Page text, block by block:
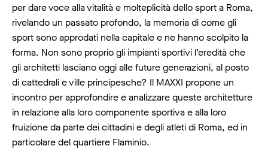
per dare voce alla vitalità e molteplicità dello sport a Roma,
rivelando un passato profondo, la memoria di come gli
sport sono approdati nella capitale e ne hanno scolpito la
forma. Non sono proprio gli impianti sportivi l’eredità che
gli architetti lasciano oggi alle future generazioni, al posto
di cattedrali e ville principesche? Il MAXXI propone un
incontro per approfondire e analizzare queste architetture
in relazione alla loro componente sportiva e alla loro
fruizione da parte dei cittadini e degli atleti di Roma, ed in
particolare del quartiere Flaminio.